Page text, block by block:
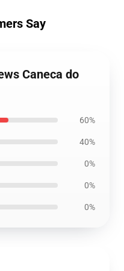
Say
Caneca do
60%
40%
0%
0%
0%